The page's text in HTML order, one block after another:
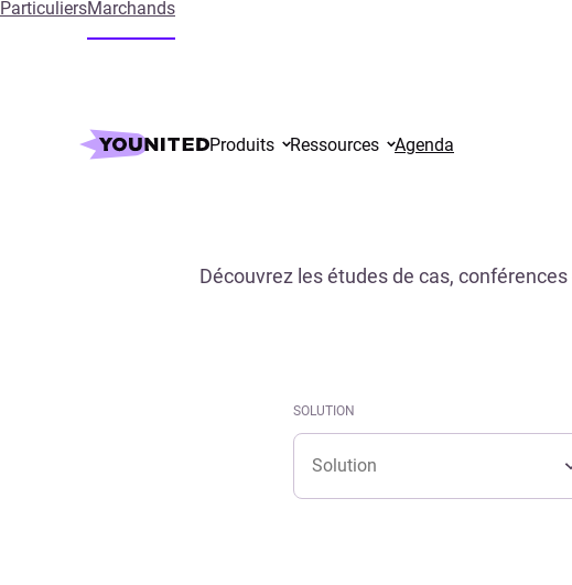
ParticuliersMarchands
Produits Ressources Agenda
Accueil References
Découvrez les études de cas,
SOLUTION
Solution
Solution